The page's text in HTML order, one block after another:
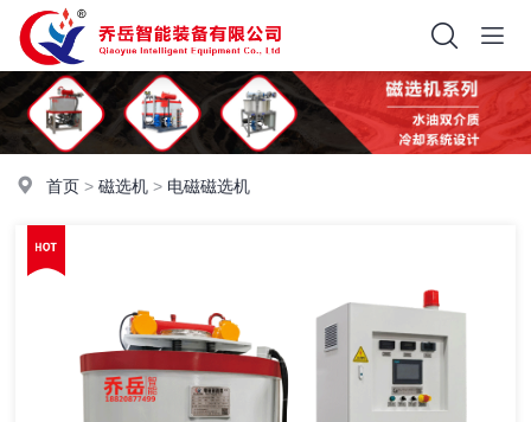
首页 >磁选机 > 电磁磁选机